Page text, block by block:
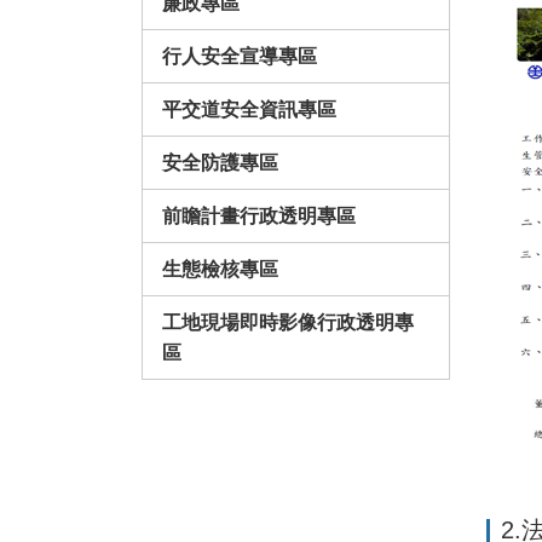
行人安全宣導專區
平交道安全資訊專區
安全防護專區
前瞻計畫行政透明專區
生態檢核專區
工地現場即時影像行政透明專
區
2.